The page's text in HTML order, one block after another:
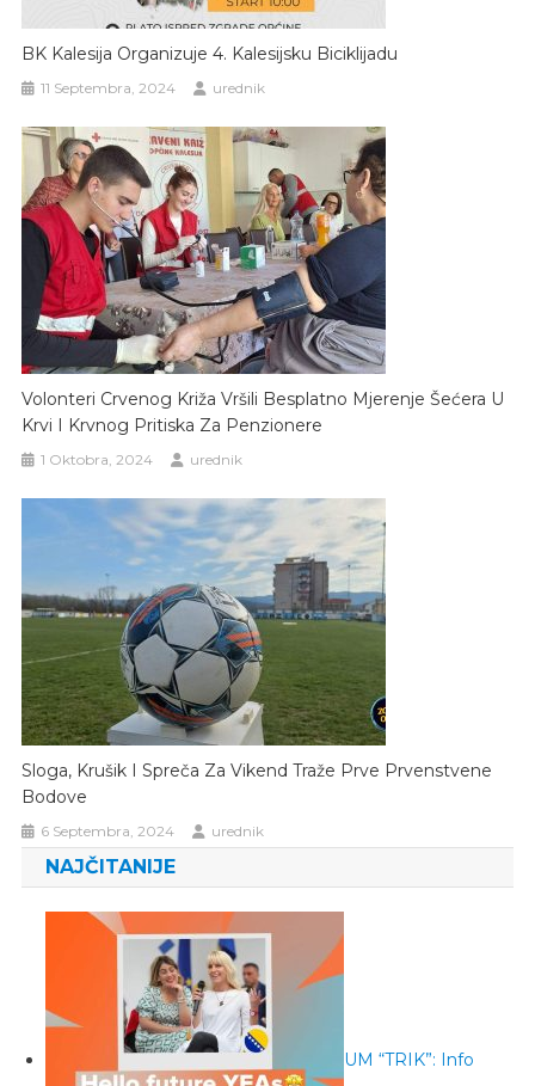
BK Kalesija Organizuje 4. Kalesijsku Biciklijadu
11 Septembra, 2024 urednik
Volonteri Crvenog Križa Vršili Besplatno Mjerenje Šećera U
Krvi I Krvnog Pritiska Za Penzionere
1 Oktobra, 2024 urednik
Sloga, Krušik I Spreča Za Vikend Traže Prve Prvenstvene
Bodove
6 Septembra, 2024 urednik
NAJČITANIJE
UM “TRIK”: Info